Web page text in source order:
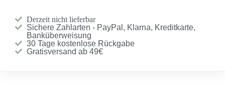
Derzeit nicht lieferbar
Sichere Zahlarten - PayPal, Klarna, Kreditkarte,
Banküberweisung
30 Tage kostenlose Rückgabe
Gratisversand ab 49€